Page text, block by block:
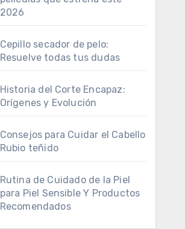
2026
Cepillo secador de pelo:
Resuelve todas tus dudas
Historia del Corte Encapaz:
Orígenes y Evolución
Consejos para Cuidar el Cabello
Rubio teñido
Rutina de Cuidado de la Piel
para Piel Sensible Y Productos
Recomendados